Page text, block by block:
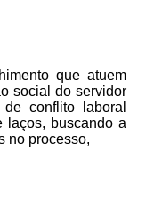
que atuem
social do servidor
conflito laboral
laços, buscando a
no processo,